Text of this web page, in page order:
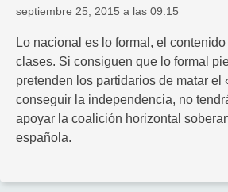
septiembre 25, 2015 a las 09:15
Lo nacional es lo formal, el
clases. Si consiguen que lo formal
pretenden los partidarios de matar el
conseguir la independencia, no
apoyar la coalición horizontal
española.